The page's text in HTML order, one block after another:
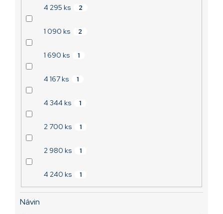
4 295 ks 2
1 090 ks 2
1 690 ks 1
4 167 ks 1
4 344 ks 1
2 700 ks 1
2 980 ks 1
4 240 ks 1
Návin